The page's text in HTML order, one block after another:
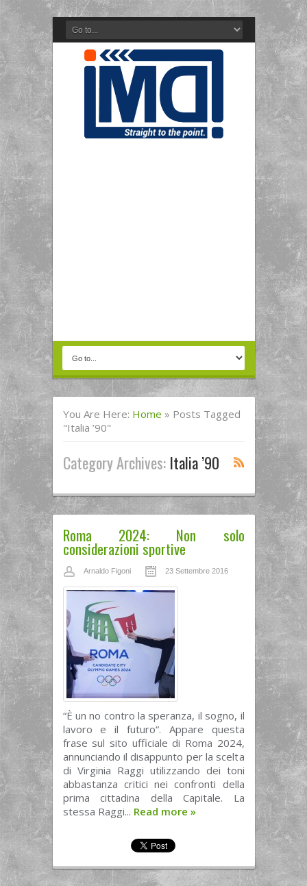
You Are Here: Home » Posts Tagged
"Italia ’90"
Category Archives: Italia ’90
Roma 2024: Non solo
considerazioni sportive
Arnaldo Figoni 23 Settembre 2016
“È un no contro la speranza, il sogno, il
lavoro e il futuro“. Appare questa
frase sul sito ufficiale di Roma 2024,
annunciando il disappunto per la scelta
di Virginia Raggi utilizzando dei toni
abbastanza critici nei confronti della
prima cittadina della Capitale. La
stessa Raggi... Read more »